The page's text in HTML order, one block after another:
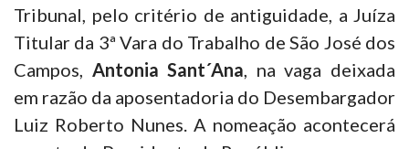
Tribunal, pelo critério de antiguidade, a Juíza
Titular da 3ª Vara do Trabalho de São José dos
Campos, Antonia Sant´Ana, na vaga deixada
em razão da aposentadoria do Desembargador
Luiz Roberto Nunes. A nomeação acontecerá